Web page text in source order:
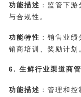
功能描述 ：监管下
与合规性。
功能特性 ：销售业
销商培训、奖励计划
6. 生鲜行业渠道商
功能描述 ：管理和